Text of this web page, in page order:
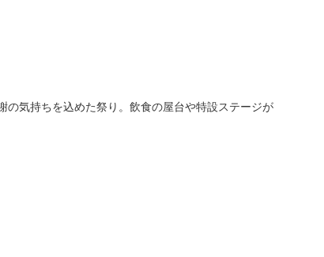
気持ちを込めた祭り。飲食の屋台や特設ステージが